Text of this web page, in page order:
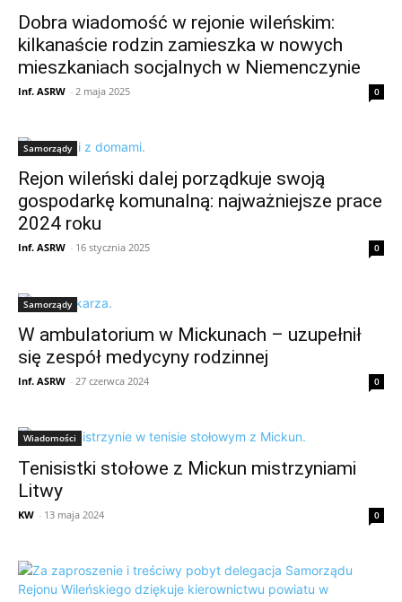
Dobra wiadomość w rejonie wileńskim:
kilkanaście rodzin zamieszka w nowych
mieszkaniach socjalnych w Niemenczynie
Inf. ASRW - 2 maja 2025 0
Samorządy
Rejon wileński dalej porządkuje swoją
gospodarkę komunalną: najważniejsze prace
2024 roku
Inf. ASRW - 16 stycznia 2025 0
Samorządy
W ambulatorium w Mickunach – uzupełnił
się zespół medycyny rodzinnej
Inf. ASRW - 27 czerwca 2024 0
Wiadomości
Tenisistki stołowe z Mickun mistrzyniami
Litwy
KW - 13 maja 2024 0